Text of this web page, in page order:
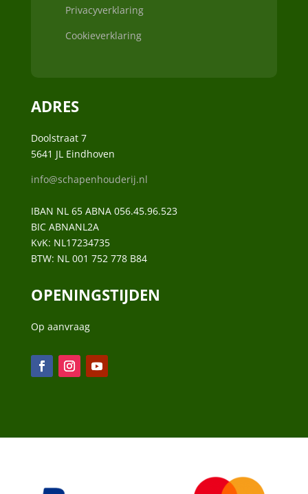
Privacyverklaring
Cookieverklaring
ADRES
Doolstraat 7
5641 JL Eindhoven
info@schapenhouderij.nl
IBAN NL 65 ABNA 056.45.96.523
BIC ABNANL2A
KvK: NL17234735
BTW: NL 001 752 778 B84
OPENINGSTIJDEN
Op aanvraag